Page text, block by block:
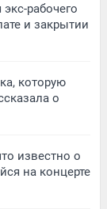
рабочего
и закрытии
которую
о
известно о
на концерте